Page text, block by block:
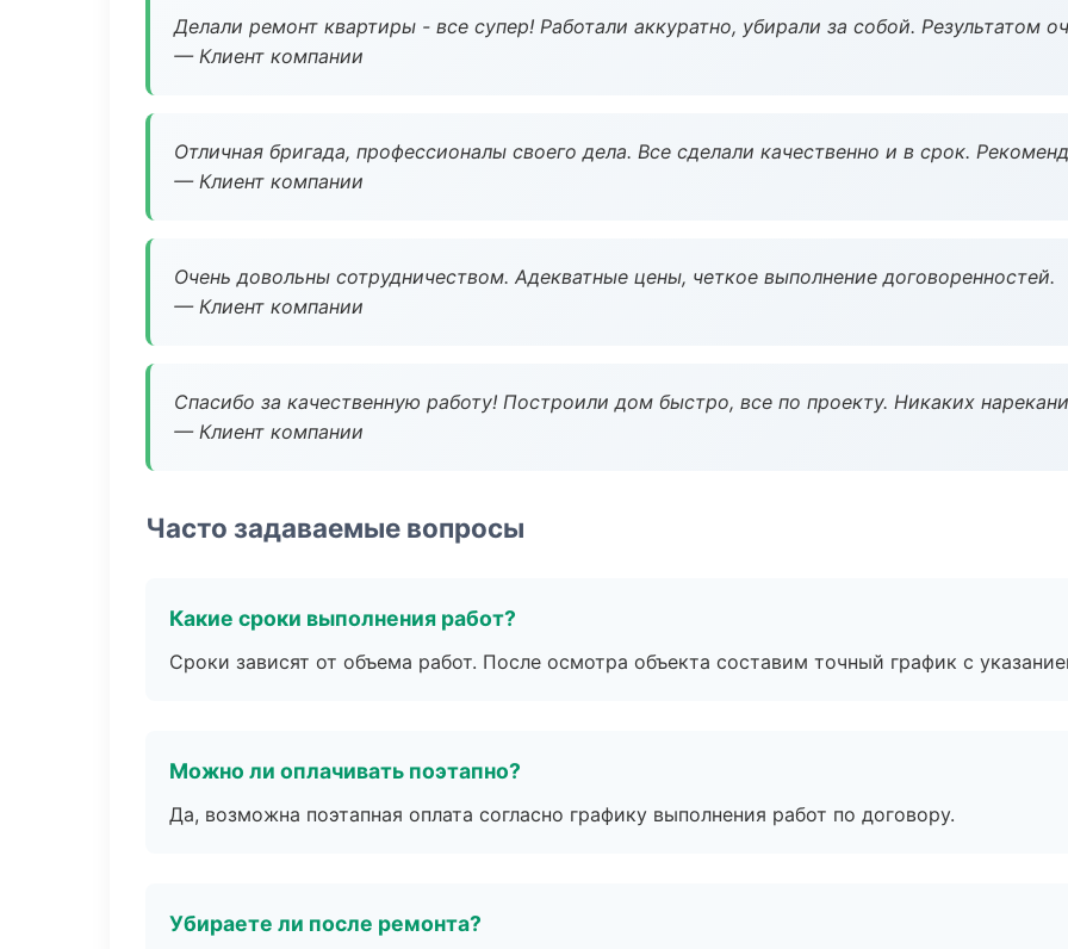
Делали ремонт квартиры - все супер! Работали аккуратно, убирали за собой. Результатом
— Клиент компании
Отличная бригада, профессионалы своего дела. Все сделали качественно и в срок.
— Клиент компании
Очень довольны сотрудничеством. Адекватные цены, четкое выполнение договоренностей.
— Клиент компании
Спасибо за качественную работу! Построили дом быстро, все по проекту. Никаких
— Клиент компании
Часто задаваемые вопросы
Какие сроки выполнения работ?
Сроки зависят от объема работ. После осмотра объекта составим точный график с
Можно ли оплачивать поэтапно?
Да, возможна поэтапная оплата согласно графику выполнения работ по договору.
Убираете ли после ремонта?